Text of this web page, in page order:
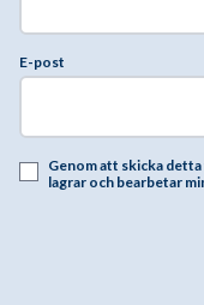
E-post
Genom att skicka
lagrar och bearbetar